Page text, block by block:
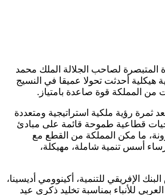
المتبصرة لصاحب الجلالة الملك محمد
هيكلية أحدثت تحولا عميقا في النسيج
من المملكة قوة صاعدة بامتياز.
ثمرة رؤية ملكية استراتيجية ومتعددة
قطاعية طموحة قائمة على مبادئ
ما مكن المملكة من القطع مع
أسس تنمية شاملة، مهيكلة،
الإفريقي للتنمية، أكينوومي أديسينا،
للأنباء بمناسبة تخليد ذكرى عيد